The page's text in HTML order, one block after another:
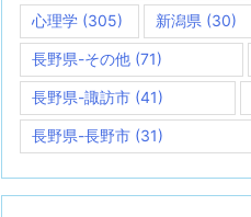
心理学 (305) 新潟県 (30)
長野県-その他 (71)
長野県-諏訪市 (41)
長野県-長野市 (31)